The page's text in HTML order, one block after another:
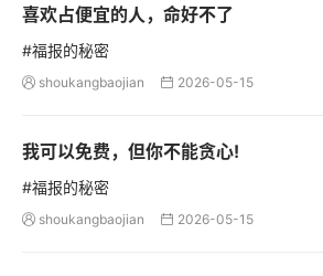
喜欢占便宜的人，命好不了
#福报的秘密
 shoukangbaojian  2026-05-15
我可以免费，但你不能贪心!
#福报的秘密
 shoukangbaojian  2026-05-15